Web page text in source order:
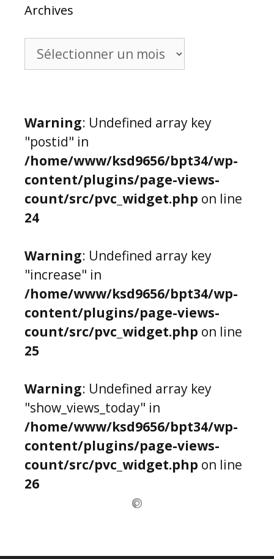
Archives
Warning: Undefined array key
"postid" in
/home/www/ksd9656/bpt34/wp-
content/plugins/page-views-
count/src/pvc_widget.php on line
24
Warning: Undefined array key
"increase" in
/home/www/ksd9656/bpt34/wp-
content/plugins/page-views-
count/src/pvc_widget.php on line
25
Warning: Undefined array key
"show_views_today" in
/home/www/ksd9656/bpt34/wp-
content/plugins/page-views-
count/src/pvc_widget.php on line
26